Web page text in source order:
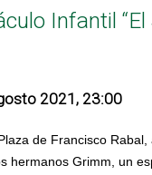
Infantil
2021, 23:00
de Francisco
hermanos Grimm, un